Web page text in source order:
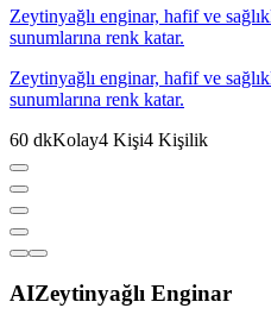
Zeytinyağlı enginar, hafif ve
sunumlarına renk katar.
Zeytinyağlı enginar, hafif ve
sunumlarına renk katar.
60 dkKolay4 Kişi4 Kişilik
AIZeytinyağlı Enginar